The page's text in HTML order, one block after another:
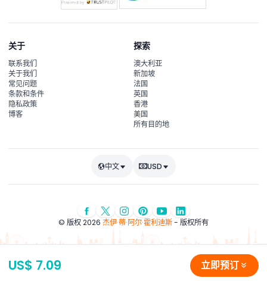
US$ 7.09 立即预订
关于
联系我们
关于我们
常见问题
条款和条件
隐私政策
博客
探索
澳大利亚
新加坡
法国
英国
香港
美国
所有目的地
中文 USD
© 版权 2026 杰伊·蒂·阿尔·霍利迪斯- 版权所有